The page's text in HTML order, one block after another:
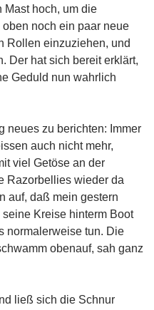
Mast hoch, um die
noch ein paar neue
Rollen einzuziehen, und
Der hat sich bereit erklärt,
Geduld nun wahrlich
neues zu berichten: Immer
auch nicht mehr,
viel Getöse an der
Razorbellies wieder da
auf, daß mein gestern
Kreise hinterm Boot
normalerweise tun. Die
obenauf, sah ganz
ließ sich die Schnur